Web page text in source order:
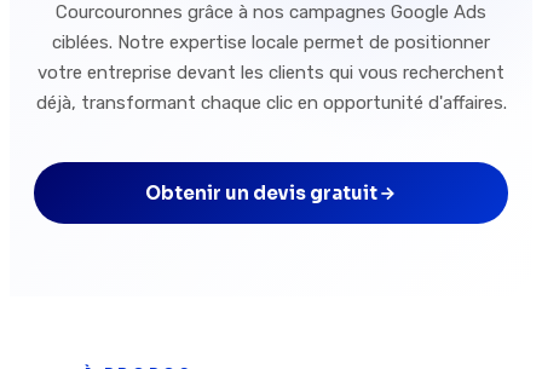
Courcouronnes grâce à nos campagnes Google Ads
ciblées. Notre expertise locale permet de positionner
votre entreprise devant les clients qui vous recherchent
déjà, transformant chaque clic en opportunité d'affaires.
Obtenir un devis gratuit